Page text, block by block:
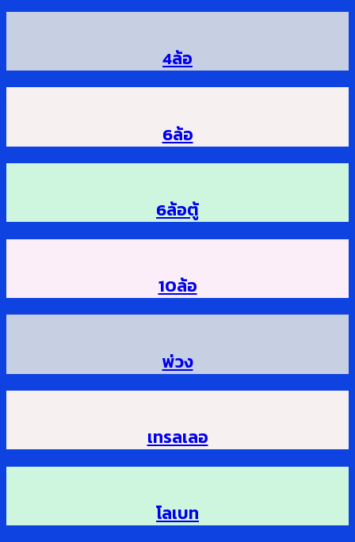
4ล้อ
6ล้อ
6ล้อตู้
10ล้อ
พ่วง
เทรลเลอ
โลเบท